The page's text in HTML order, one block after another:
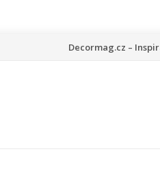
Přeskočit
Decormag.cz –